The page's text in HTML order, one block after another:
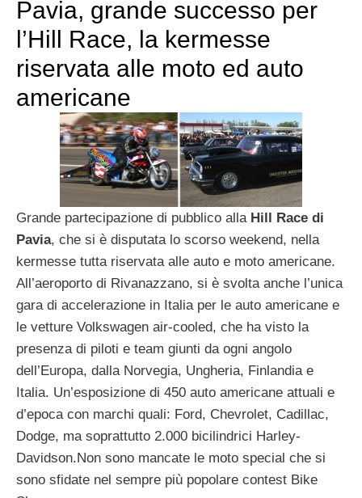
Pavia, grande successo per
l’Hill Race, la kermesse
riservata alle moto ed auto
americane
Grande partecipazione di pubblico alla Hill Race di
Pavia, che si è disputata lo scorso weekend, nella
kermesse tutta riservata alle auto e moto americane.
All’aeroporto di Rivanazzano, si è svolta anche l’unica
gara di accelerazione in Italia per le auto americane e
le vetture Volkswagen air-cooled, che ha visto la
presenza di piloti e team giunti da ogni angolo
dell’Europa, dalla Norvegia, Ungheria, Finlandia e
Italia. Un’esposizione di 450 auto americane attuali e
d’epoca con marchi quali: Ford, Chevrolet, Cadillac,
Dodge, ma soprattutto 2.000 bicilindrici Harley-
Davidson.Non sono mancate le moto special che si
sono sfidate nel sempre più popolare contest Bike